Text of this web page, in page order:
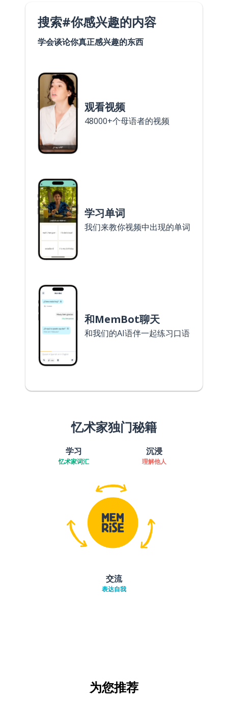
搜索#你感兴趣的内容
学会谈论你真正感兴趣的东西
观看视频
48000+个母语者的视频
学习单词
我们来教你视频中出现的单词
和MemBot聊天
和我们的AI语伴一起练习口语
忆术家独门秘籍
学习
忆术家词汇
沉浸
理解他人
交流
表达自我
为您推荐